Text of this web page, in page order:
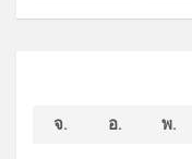
จ. อ. พ.